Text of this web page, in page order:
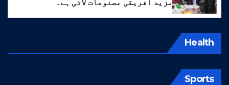
مزید افریقی مصنوعات لاتی ہے۔
Health
Sports